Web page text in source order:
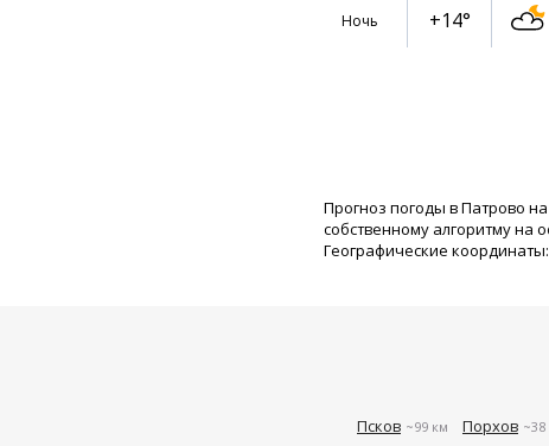
Ночь
+14°
Прогноз погоды в Патрово
собственному алгоритму на
Географические
Псков ~99 км Порхов